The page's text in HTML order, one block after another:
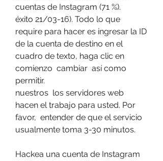
cuentas de Instagram (71 %).
éxito 21/03-16). Todo lo que
require para hacer es ingresar la ID
de la cuenta de destino en el
cuadro de texto, haga clic en
comienzo  cambiar  así como
permitir.
nuestros  los servidores web
hacen el trabajo para usted. Por
favor,  entender de que el servicio
usualmente toma 3-30 minutos.
Hackea una cuenta de Instagram